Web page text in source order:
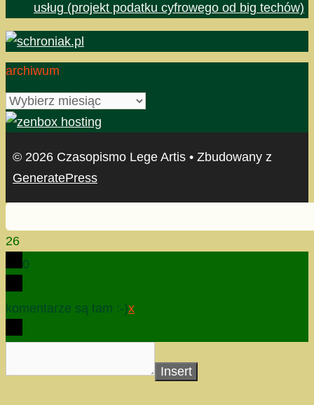
usług (projekt podatku cyfrowego od big techów)
archiwum
archiwum
© 2026 Czasopismo Lege Artis • Zbudowany z
GeneratePress
26
0
komentarze są tam :-)x
Insert